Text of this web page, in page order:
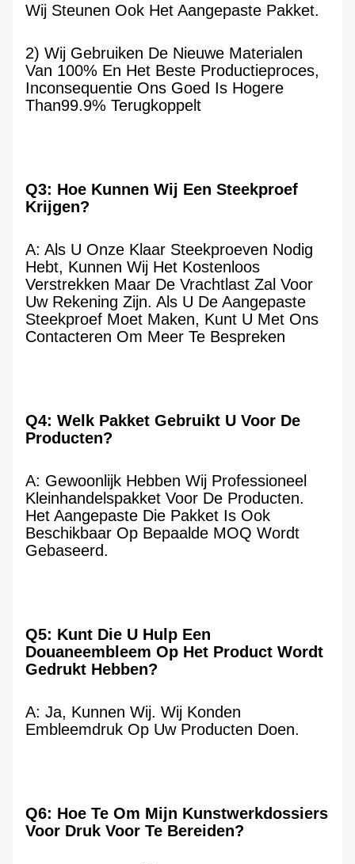
Wij Steunen Ook Het Aangepaste Pakket.
2) Wij Gebruiken De Nieuwe Materialen
Van 100% En Het Beste Productieproces,
Inconsequentie Ons Goed Is Hogere
Than99.9% Terugkoppelt
Q3: Hoe Kunnen Wij Een Steekproef
Krijgen?
A: Als U Onze Klaar Steekproeven Nodig
Hebt, Kunnen Wij Het Kostenloos
Verstrekken Maar De Vrachtlast Zal Voor
Uw Rekening Zijn. Als U De Aangepaste
Steekproef Moet Maken, Kunt U Met Ons
Contacteren Om Meer Te Bespreken
Q4: Welk Pakket Gebruikt U Voor De
Producten?
A: Gewoonlijk Hebben Wij Professioneel
Kleinhandelspakket Voor De Producten.
Het Aangepaste Die Pakket Is Ook
Beschikbaar Op Bepaalde MOQ Wordt
Gebaseerd.
Q5: Kunt Die U Hulp Een
Douaneembleem Op Het Product Wordt
Gedrukt Hebben?
A: Ja, Kunnen Wij. Wij Konden
Embleemdruk Op Uw Producten Doen.
Q6: Hoe Te Om Mijn Kunstwerkdossiers
Voor Druk Voor Te Bereiden?